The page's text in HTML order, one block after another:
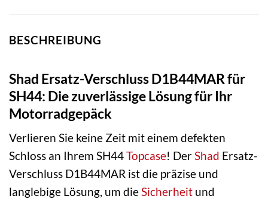
BESCHREIBUNG
Shad Ersatz-Verschluss D1B44MAR für
SH44: Die zuverlässige Lösung für Ihr
Motorradgepäck
Verlieren Sie keine Zeit mit einem defekten
Schloss an Ihrem SH44Topcase! DerShad Ersatz-
Verschluss D1B44MAR ist die präzise und
langlebige Lösung, um dieSicherheit und